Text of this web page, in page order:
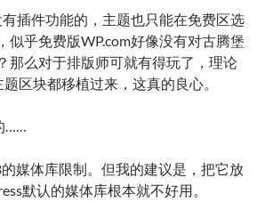
插件功能的，主题也只能在免费区选
似乎免费版WP.com好像没有对古腾堡
那么对于排版师可就有得玩了，理论
区块都移植过来，这真的良心。
媒体库限制。但我的建议是，把它放
默认的媒体库根本就不好用。